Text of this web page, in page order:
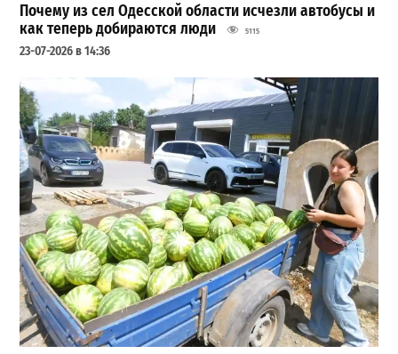
Почему из сел Одесской области исчезли автобусы и
как теперь добираются люди
5115
23-07-2026 в 14:36